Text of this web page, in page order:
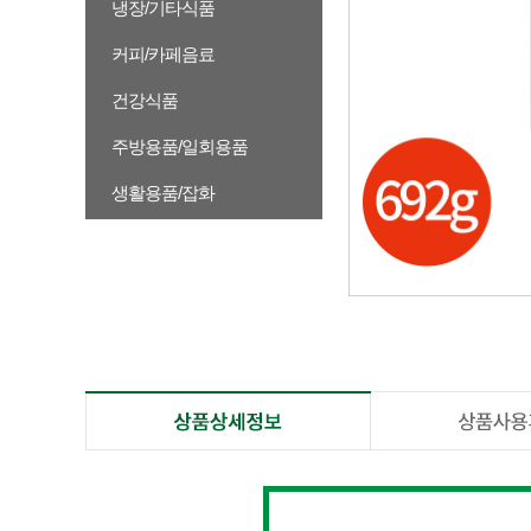
냉장/기타식품
커피/카페음료
건강식품
주방용품/일회용품
생활용품/잡화